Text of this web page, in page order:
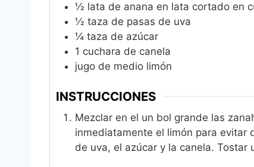
½ lata de anana en lata cortado en
½ taza de pasas de uva
¼ taza de azúcar
1 cuchara de canela
jugo de medio limón
INSTRUCCIONES
Mezclar en el un bol grande las
inmediatamente el limón para evitar
de uva, el azúcar y la canela.